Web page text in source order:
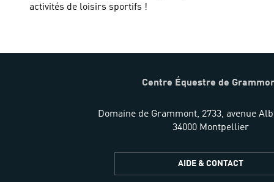
activités de loisirs sportifs !
Centre Équestre de
Domaine de Grammont, 2733, avenue
34000 Montpellier
AIDE & CONTACT